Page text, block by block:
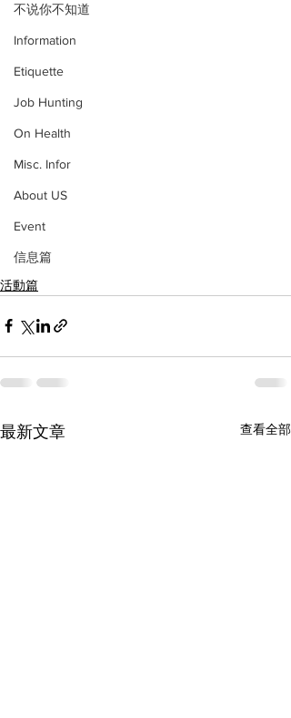
不说你不知道
Information
Etiquette
Job Hunting
On Health
Misc. Infor
About US
Event
信息篇
活動篇
最新文章 查看全部